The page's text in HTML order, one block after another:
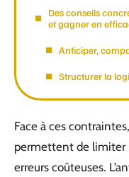
Des conseils
et gagner en
Anticiper,
Structurer la
Face à ces
permettent de limiter
erreurs coûteuses.